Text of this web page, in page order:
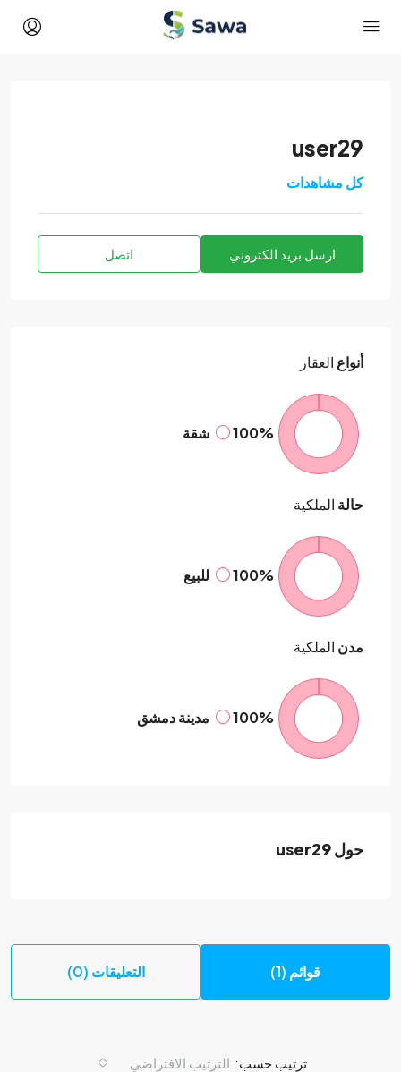
user29
كل مشاهدات
ارسل بريد الكتروني اتصل
أنواع العقار
100% شقة
حالة الملكية
100% للبيع
مدن الملكية
100% مدينة دمشق
حول user29
قوائم (1) التعليقات (0)
ترتيب حسب: الترتيب الافتراضي